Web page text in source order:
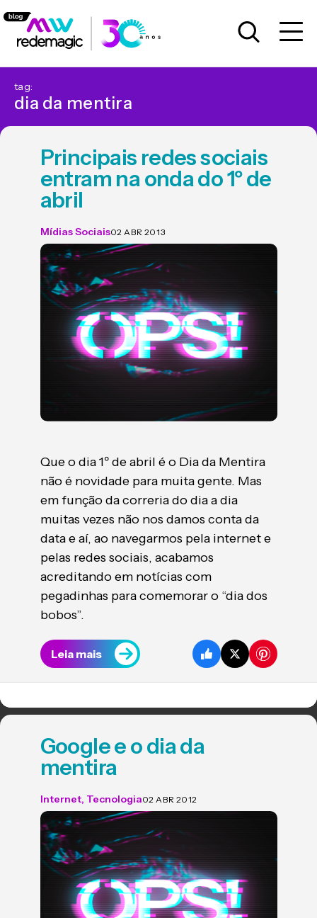
tag:
dia da mentira
Principais redes sociais
entram na onda do 1º de
abril
Mídias Sociais02 ABR 2013
Que o dia 1º de abril é o Dia da Mentira
não é novidade para muita gente. Mas
em função da correria do dia a dia
muitas vezes não nos damos conta da
data e aí, ao navegarmos pela internet e
pelas redes sociais, acabamos
acreditando em notícias com
pegadinhas para comemorar o “dia dos
bobos”.
Leia mais
Google e o dia da
mentira
Internet, Tecnologia02 ABR 2012